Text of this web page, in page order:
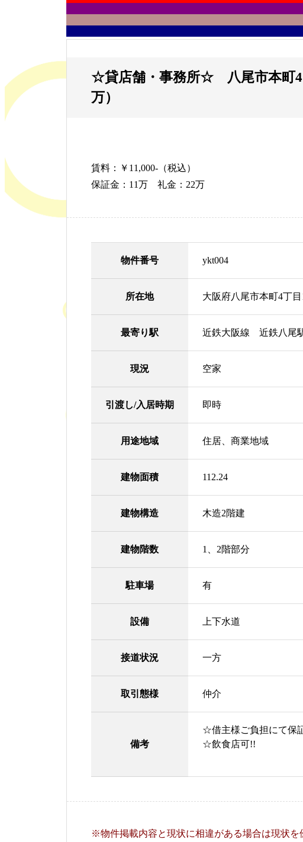
☆貸店舗・事務所☆ 八尾市本町4
万）
賃料：￥11,000-（税込）
保証金：11万 礼金：22万
物件番号 ykt004
所在地 大阪府八尾市本町4丁目
最寄り駅 近鉄大阪線 近鉄八尾
現況 空家
引渡し/入居時期 即時
用途地域 住居、商業地域
建物面積 112.24
建物構造 木造2階建
建物階数 1、2階部分
駐車場 有
設備 上下水道
接道状況 一方
取引態様 仲介
備考
☆借主様ご負担にて保
☆飲食店可!!
※物件掲載内容と現状に相違がある場合は現状を